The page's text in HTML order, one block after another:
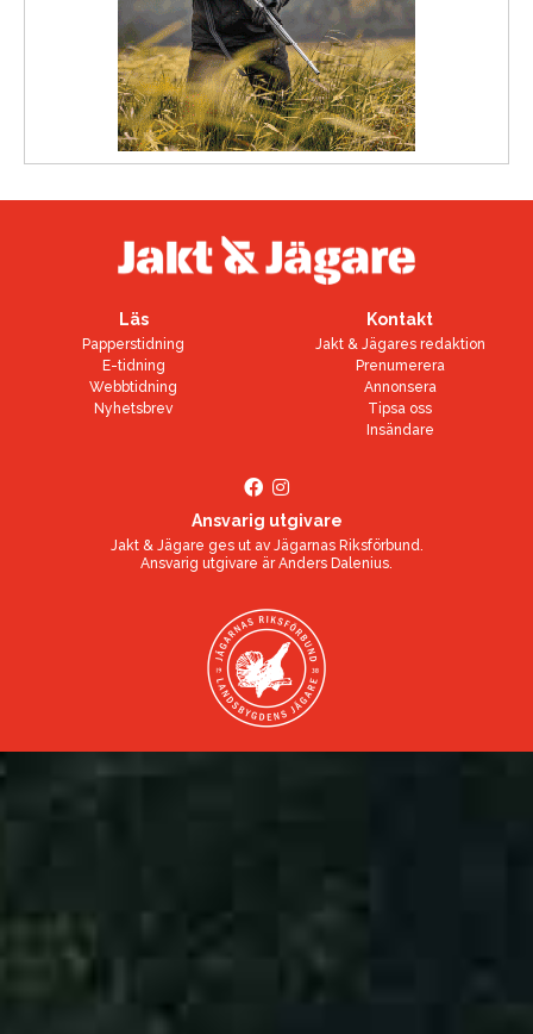
Läs
Papperstidning
E-tidning
Webbtidning
Nyhetsbrev
Kontakt
Jakt & Jägares redaktion
Prenumerera
Annonsera
Tipsa oss
Insändare
Ansvarig utgivare
Jakt & Jägare ges ut av Jägarnas Riksförbund.
Ansvarig utgivare ärAnders Dalenius.